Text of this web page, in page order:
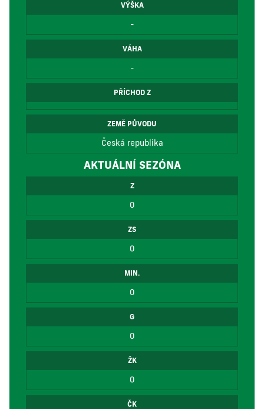
VÝŠKA
-
VÁHA
-
PŘÍCHOD Z
ZEMĚ PŮVODU
Česká republika
AKTUÁLNÍ SEZÓNA
Z
0
ZS
0
MIN.
0
G
0
ŽK
0
ČK